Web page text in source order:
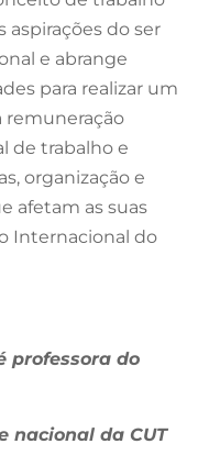
aspirações do ser
e abrange
para realizar um
de trabalho e
organização e
afetam as suas
Internacional do
professora do
nacional da CUT